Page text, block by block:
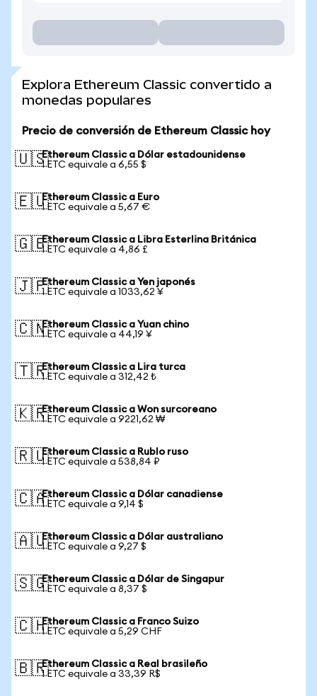
Explora Ethereum Classic convertido a
monedas populares
Precio de conversión de Ethereum Classic hoy
🇺🇸Ethereum Classic a Dólar estadounidense
1 ETC equivale a 6,55 $
🇪🇺Ethereum Classic a Euro
1 ETC equivale a 5,67 €
🇬🇧Ethereum Classic a Libra Esterlina Británica
1 ETC equivale a 4,86 £
🇯🇵Ethereum Classic a Yen japonés
1 ETC equivale a 1033,62 ¥
🇨🇳Ethereum Classic a Yuan chino
1 ETC equivale a 44,19 ¥
🇹🇷Ethereum Classic a Lira turca
1 ETC equivale a 312,42 ₺
🇰🇷Ethereum Classic a Won surcoreano
1 ETC equivale a 9221,62 ₩
🇷🇺Ethereum Classic a Rublo ruso
1 ETC equivale a 538,84 ₽
🇨🇦Ethereum Classic a Dólar canadiense
1 ETC equivale a 9,14 $
🇦🇺Ethereum Classic a Dólar australiano
1 ETC equivale a 9,27 $
🇸🇬Ethereum Classic a Dólar de Singapur
1 ETC equivale a 8,37 $
🇨🇭Ethereum Classic a Franco Suizo
1 ETC equivale a 5,29 CHF
🇧🇷Ethereum Classic a Real brasileño
1 ETC equivale a 33,39 R$